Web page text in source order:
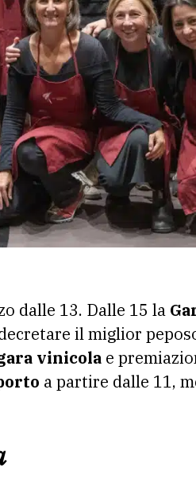
dalle 13. Dalle 15 la
il miglior
vinicola e
a partire dalle 11,